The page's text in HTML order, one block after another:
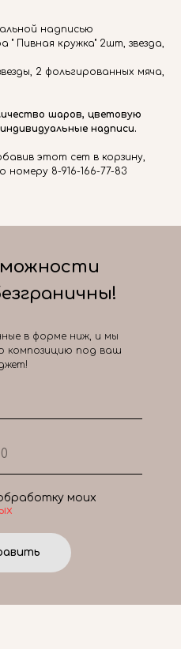
надписью
" Пивная кружка" 2шт, звезда,
2 фольгированных мяча,
шаров, цветовую
надписи.
этот сет в корзину,
8-916-166-77-83
моих
в форме ниж, и мы
композицию под ваш